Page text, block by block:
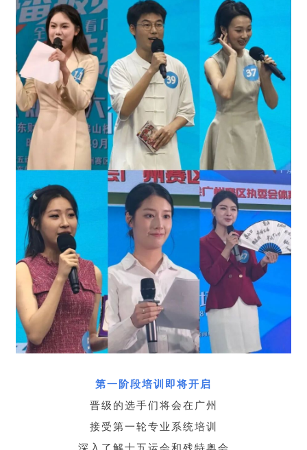
第一阶段培训即将开启
晋级的选手们将会在广州
接受第一轮专业系统培训